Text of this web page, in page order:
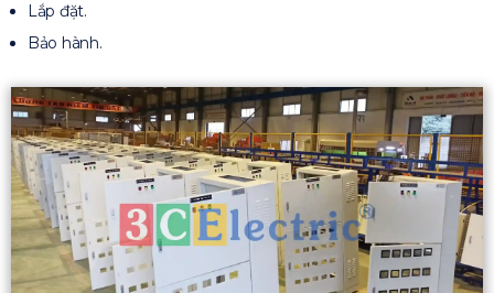
Lắp đặt.
Bảo hành.